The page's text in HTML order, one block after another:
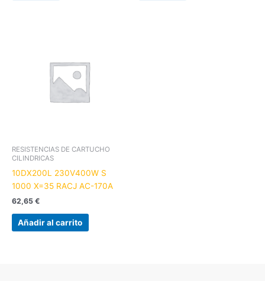
RESISTENCIAS DE CARTUCHO
CILINDRICAS
10DX200L 230V400W S
1000 X=35 RACJ AC-170A
62,65 €
Añadir al carrito